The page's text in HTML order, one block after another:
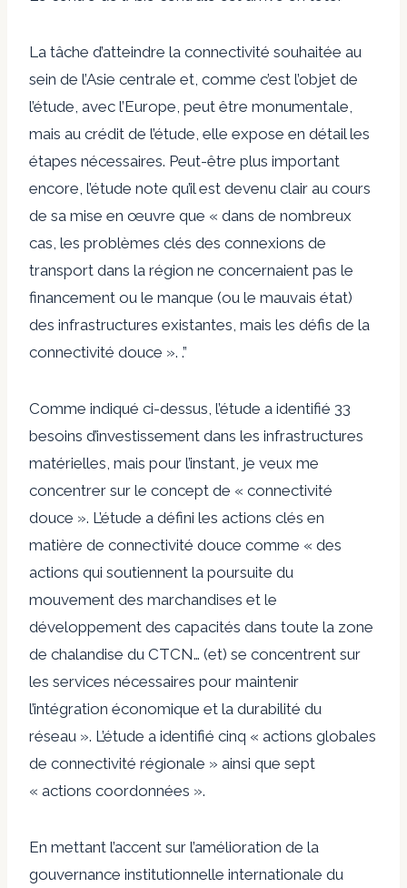
La tâche d’atteindre la connectivité souhaitée au
sein de l’Asie centrale et, comme c’est l’objet de
l’étude, avec l’Europe, peut être monumentale,
mais au crédit de l’étude, elle expose en détail les
étapes nécessaires. Peut-être plus important
encore, l’étude note qu’il est devenu clair au cours
de sa mise en œuvre que « dans de nombreux
cas, les problèmes clés des connexions de
transport dans la région ne concernaient pas le
financement ou le manque (ou le mauvais état)
des infrastructures existantes, mais les défis de la
connectivité douce ». .”
Comme indiqué ci-dessus, l’étude a identifié 33
besoins d’investissement dans les infrastructures
matérielles, mais pour l’instant, je veux me
concentrer sur le concept de « connectivité
douce ». L’étude a défini les actions clés en
matière de connectivité douce comme « des
actions qui soutiennent la poursuite du
mouvement des marchandises et le
développement des capacités dans toute la zone
de chalandise du CTCN… (et) se concentrent sur
les services nécessaires pour maintenir
l’intégration économique et la durabilité du
réseau ». L’étude a identifié cinq « actions globales
de connectivité régionale » ainsi que sept
« actions coordonnées ».
En mettant l’accent sur l’amélioration de la
gouvernance institutionnelle internationale du